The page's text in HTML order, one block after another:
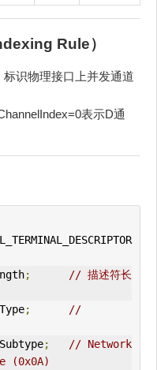
Rule）
识物理接口上并发通道
表示D通
IN
AL_DESCRIPTOR
;
// 描述符长
;
//
;
// Network
(0x0A)